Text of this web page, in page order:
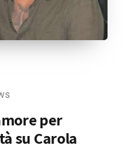
per
su Carola